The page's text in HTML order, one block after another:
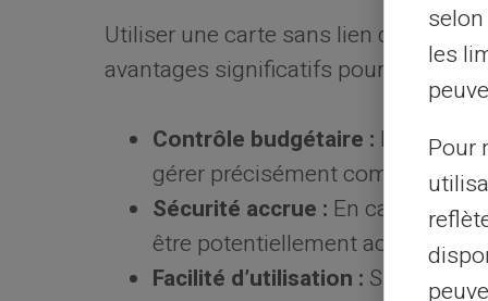
Utiliser une carte sans lien direct
avantages significatifs pour la
Contrôle budgétaire : Les
gérer précisément combien
Sécurité accrue : En cas de
être potentiellement accessibles.
Facilité d’utilisation : Simples à
les
Pour